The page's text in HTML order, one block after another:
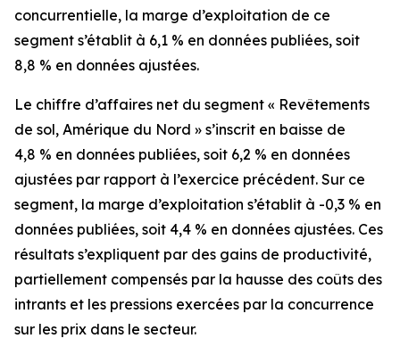
concurrentielle, la marge d’exploitation de ce
segment s’établit à 6,1 % en données publiées, soit
8,8 % en données ajustées.
Le chiffre d’affaires net du segment « Revêtements
de sol, Amérique du Nord » s’inscrit en baisse de
4,8 % en données publiées, soit 6,2 % en données
ajustées par rapport à l’exercice précédent. Sur ce
segment, la marge d’exploitation s’établit à -0,3 % en
données publiées, soit 4,4 % en données ajustées. Ces
résultats s’expliquent par des gains de productivité,
partiellement compensés par la hausse des coûts des
intrants et les pressions exercées par la concurrence
sur les prix dans le secteur.